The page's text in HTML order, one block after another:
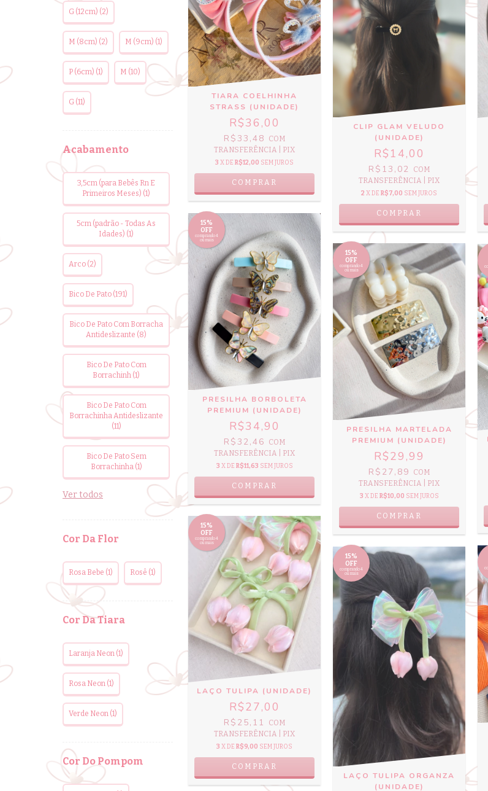
G (12cm) (2)
M (8cm) (2) M (9cm) (1)
P (6cm) (1) M (10)
G (11)
Acabamento
3,5cm (para Bebês Rn E
Primeiros Meses) (1)
5cm (padrão - Todas As
Idades) (1)
Arco (2)
Bico De Pato (191)
Bico De Pato Com Borracha
Antideslizante (8)
Bico De Pato Com
Borrachinh (1)
Bico De Pato Com
Borrachinha Antideslizante
(11)
Bico De Pato Sem
Borrachinha (1)
Ver todos
Cor Da Flor
Rosa Bebe (1) Rosê (1)
Cor Da Tiara
Laranja Neon (1)
Rosa Neon (1)
Verde Neon (1)
Cor Do Pompom
TIARA COELHINHA
STRASS (UNIDADE)
R$36,00
R$33,48
COM
TRANSFERÊNCIA | PIX
3 X DER$12,00 SEM JUROS
CLIP GLAM VELUDO
(UNIDADE)
R$14,00
R$13,02
COM
TRANSFERÊNCIA | PIX
2 X DER$7,00 SEM JUROS
15%
OFF
comprando 4
ou mais
PRESILHA BORBOLETA
PREMIUM (UNIDADE)
R$34,90
R$32,46
COM
TRANSFERÊNCIA | PIX
3 X DE R$11,63 SEM JUROS
COMPRAR
15%
OFF
comprando 4
ou mais
PRESILHA MARTELADA
PREMIUM (UNIDADE)
R$29,99
R$27,89
COM
TRANSFERÊNCIA | PIX
3 X DE R$10,00 SEM JUROS
COMPRAR
15%
OFF
comprando 4
ou mais
LAÇO TULIPA (UNIDADE)
R$27,00
R$25,11
COM
TRANSFERÊNCIA | PIX
3 X DER$9,00 SEM JUROS
COMPRAR
15%
OFF
comprando 4
ou mais
LAÇO TULIPA ORGANZA
(UNIDADE)